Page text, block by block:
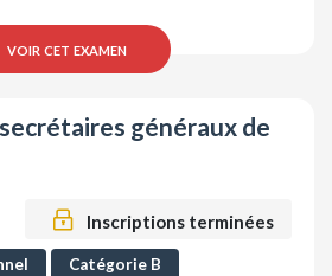
voir cet examen
généraux de
Inscriptions terminées
Catégorie B